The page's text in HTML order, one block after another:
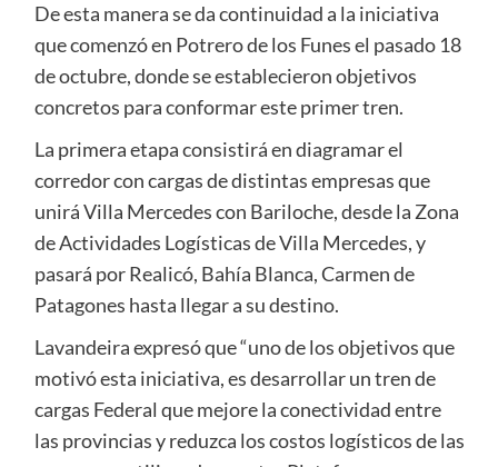
De esta manera se da continuidad a la iniciativa
que comenzó en Potrero de los Funes el pasado 18
de octubre, donde se establecieron objetivos
concretos para conformar este primer tren.
La primera etapa consistirá en diagramar el
corredor con cargas de distintas empresas que
unirá Villa Mercedes con Bariloche, desde la Zona
de Actividades Logísticas de Villa Mercedes, y
pasará por Realicó, Bahía Blanca, Carmen de
Patagones hasta llegar a su destino.
Lavandeira expresó que “uno de los objetivos que
motivó esta iniciativa, es desarrollar un tren de
cargas Federal que mejore la conectividad entre
las provincias y reduzca los costos logísticos de las